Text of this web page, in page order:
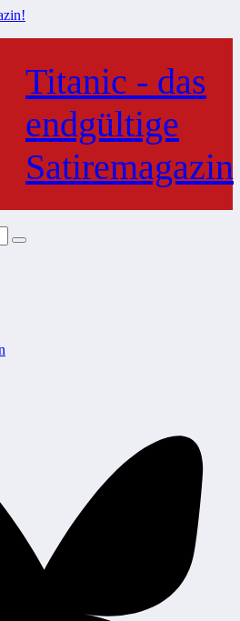
Titanic - das
endgültige
Satiremagazin